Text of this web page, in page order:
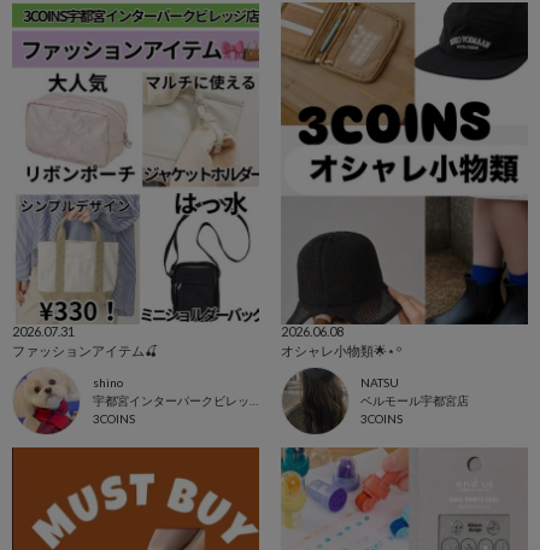
2026.07.31
ファッションアイテム🍒
shino
3COINS
2026.06.08
オシャレ小物類🌟⋆꙳
NATSU
ベルモール宇都宮店
3COINS